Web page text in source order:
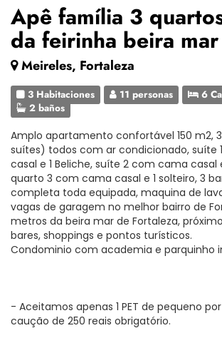
Apê família 3
da feirinha beira mar
Meireles, Fortaleza
3 Habitaciones 11 personas
6
2 baños
Amplo apartamento confortável 150 m2,
suítes) todos com ar condicionado, suíte
casal e 1 Beliche, suíte 2 com cama casal
quarto 3 com cama casal e 1 solteiro, 3
completa toda equipada, maquina de
vagas de garagem no melhor bairro de
metros da beira mar de Fortaleza,
bares, shoppings e pontos turísticos.
Condominio com academia e parquinho
- Aceitamos apenas 1 PET de pequeno
caução de 250 reais obrigatório.